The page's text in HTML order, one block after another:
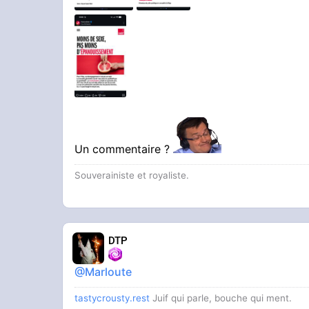
Un commentaire ?
Souverainiste et royaliste.
DTP
@Marloute
tastycrousty.rest Juif qui parle, bouche qui ment.